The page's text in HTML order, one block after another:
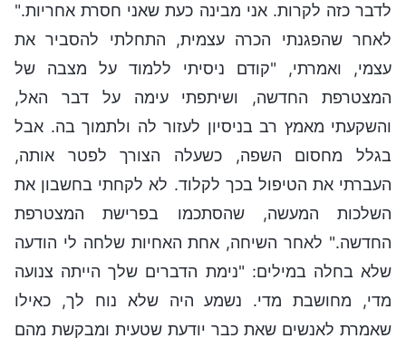
לדבר כזה לקרות. אני מבינה כעת שאני חסרת אחריות."
לאחר שהפגנתי הכרה עצמית, התחלתי להסביר את
עצמי, ואמרתי, "קודם ניסיתי ללמוד על מצבה של
המצטרפת החדשה, ושיתפתי עימה על דבר האל,
והשקעתי מאמץ רב בניסיון לעזור לה ולתמוך בה. אבל
בגלל מחסום השפה, כשעלה הצורך לפטר אותה,
העברתי את הטיפול בכך לקלוד. לא לקחתי בחשבון את
השלכות המעשה, שהסתכמו בפרישת המצטרפת
החדשה." לאחר השיחה, אחת האחיות שלחה לי הודעה
שלא בחלה במילים: "נימת הדברים שלך הייתה צנועה
מדי, מחושבת מדי. נשמע היה שלא נוח לך, כאילו
שאמרת לאנשים שאת כבר יודעת שטעית ומבקשת מהם